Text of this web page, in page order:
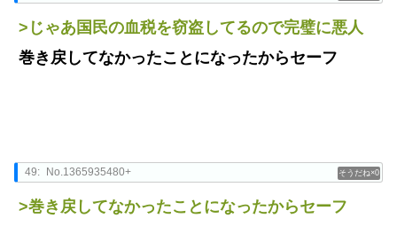
>じゃあ国民の血税を窃盗してるので完璧に悪人
巻き戻してなかったことになったからセーフ
0
49: No.1365935480+
>巻き戻してなかったことになったからセーフ